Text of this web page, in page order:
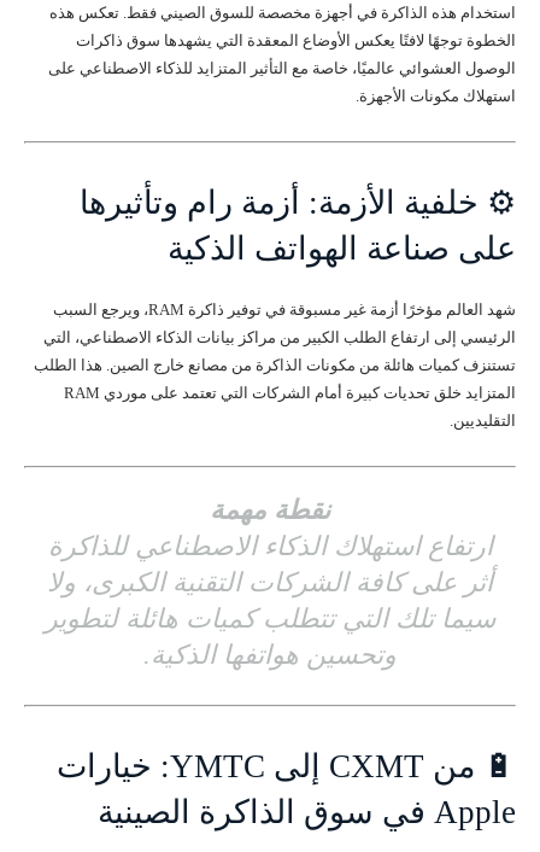
استخدام هذه الذاكرة في أجهزة مخصصة للسوق الصيني فقط. تعكس هذه
الخطوة توجهًا لافتًا يعكس الأوضاع المعقدة التي يشهدها سوق ذاكرات
الوصول العشوائي عالميًا، خاصة مع التأثير المتزايد للذكاء الاصطناعي على
استهلاك مكونات الأجهزة.
⚙️ خلفية الأزمة: أزمة رام وتأثيرها
على صناعة الهواتف الذكية
شهد العالم مؤخرًا أزمة غير مسبوقة في توفير ذاكرة RAM، ويرجع السبب
الرئيسي إلى ارتفاع الطلب الكبير من مراكز بيانات الذكاء الاصطناعي، التي
تستنزف كميات هائلة من مكونات الذاكرة من مصانع خارج الصين. هذا الطلب
المتزايد خلق تحديات كبيرة أمام الشركات التي تعتمد على موردي RAM
التقليديين.
نقطة مهمة
ارتفاع استهلاك الذكاء الاصطناعي للذاكرة
أثر على كافة الشركات التقنية الكبرى، ولا
سيما تلك التي تتطلب كميات هائلة لتطوير
وتحسين هواتفها الذكية.
🔋 من CXMT إلى YMTC: خيارات
Apple في سوق الذاكرة الصينية